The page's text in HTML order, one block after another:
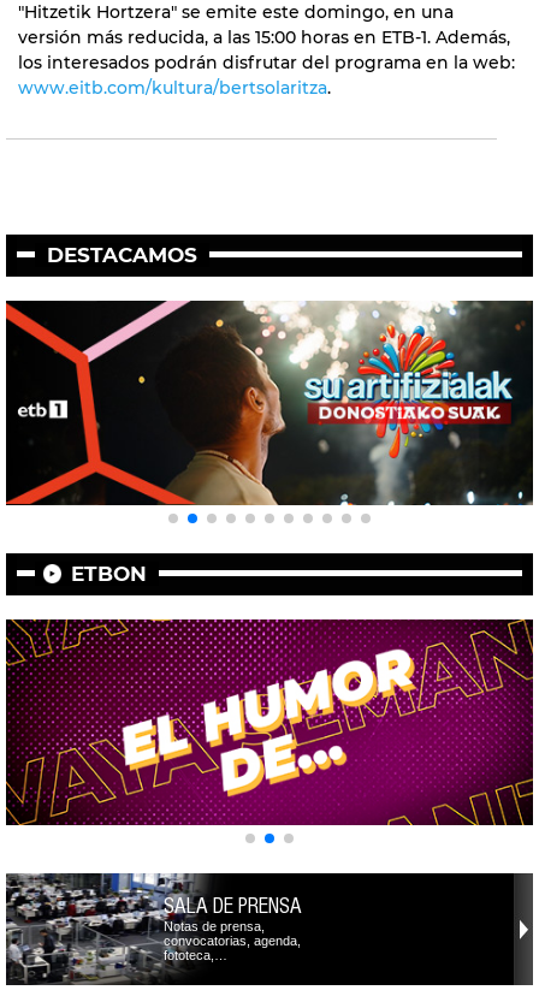
"Hitzetik Hortzera" se emite este domingo, en una
versión más reducida, a las 15:00 horas en ETB-1. Además,
los interesados podrán disfrutar del programa en la web:
www.eitb.com/kultura/bertsolaritza.
DESTACAMOS
ETBON
SALA DE PRENSA
Notas de prensa,
convocatorias, agenda,
fototeca,…